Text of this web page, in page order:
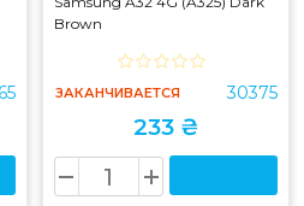
Brown
ЗАКАНЧИВАЕТСЯ 30375
233 ₴